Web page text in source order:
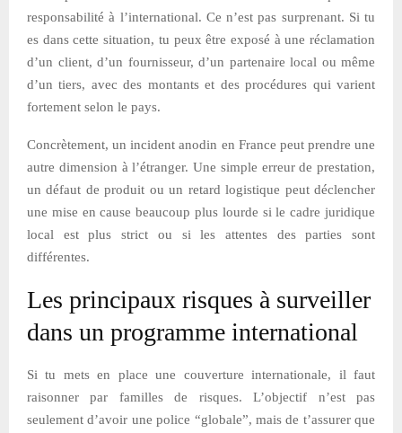
responsabilité à l’international. Ce n’est pas surprenant. Si tu
es dans cette situation, tu peux être exposé à une réclamation
d’un client, d’un fournisseur, d’un partenaire local ou même
d’un tiers, avec des montants et des procédures qui varient
fortement selon le pays.
Concrètement, un incident anodin en France peut prendre une
autre dimension à l’étranger. Une simple erreur de prestation,
un défaut de produit ou un retard logistique peut déclencher
une mise en cause beaucoup plus lourde si le cadre juridique
local est plus strict ou si les attentes des parties sont
différentes.
Les principaux risques à surveiller
dans un programme international
Si tu mets en place une couverture internationale, il faut
raisonner par familles de risques. L’objectif n’est pas
seulement d’avoir une police “globale”, mais de t’assurer que